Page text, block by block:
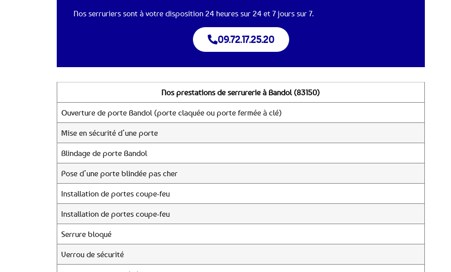
Nos serruriers sont à votre disposition 24 heures sur 24 et 7 jours sur 7.
09.72.17.25.20
Nos prestations de serrurerie à Bandol (83150)
Ouverture de porte Bandol (porte claquée ou porte fermée à clé)
Mise en sécurité d’une porte
Blindage de porte Bandol
Pose d’une porte blindée pas cher
Installation de portes coupe-feu
Installation de portes coupe-feu
Serrure bloqué
Verrou de sécurité